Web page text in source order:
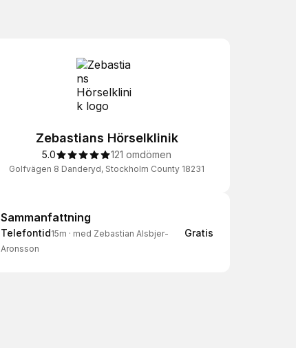
Zebastians Hörselklinik
5.0 121 omdömen
Golfvägen 8 Danderyd, Stockholm County 18231
Sammanfattning
Sammanfattning
Telefontid15m · med Zebastian Alsbjer-
Aronsson
Gratis